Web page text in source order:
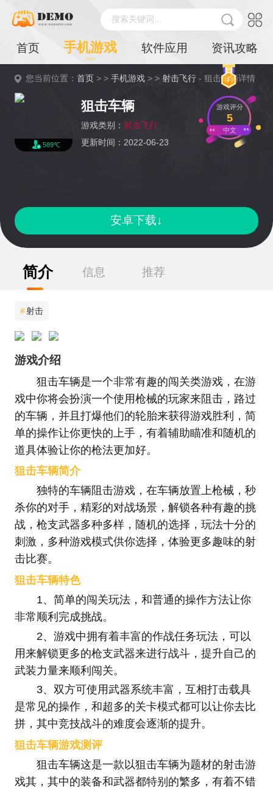
搜索关键词...
首页 手机游戏 软件应用 资讯攻略
您当前位置：首页 > >手机游戏 > >射击飞行 - 狙击车辆详情
589℃
狙击车辆
游戏类别： 射击飞行
更新时间：2022-06-23
游戏评分
5
中文
安卓下载↓
简介 信息 推荐
#射击
游戏介绍
狙击车辆是一个非常有趣的闯关类游戏，在游
戏中你将会扮演一个使用枪械的玩家来阻击，路过
的车辆，并且打爆他们的轮胎来获得游戏胜利，简
单的操作让你更快的上手，有着辅助瞄准和随机的
道具体验让你的枪法更加好。
狙击车辆简介
独特的车辆阻击游戏，在车辆放置上枪械，秒
杀你的对手，精彩的对战场景，解锁各种有趣的挑
战，枪支武器多种多样，随机的选择，玩法十分的
刺激，多种游戏模式供你选择，体验更多趣味的射
击比赛。
狙击车辆特色
1、简单的闯关玩法，和普通的操作方法让你
非常顺利完成挑战。
2、游戏中拥有着丰富的作战任务玩法，可以
用来解锁更多的枪支武器来进行战斗，提升自己的
武装力量来顺利闯关。
3、双方可使用武器系统丰富，互相打击载具
是常见的操作，和超多的关卡模式都可以让你去比
拼，其中竞技战斗的难度会逐渐的提升。
狙击车辆游戏测评
狙击车辆这是一款以狙击车辆为题材的射击游
戏其，其中的装备和武器都特别的繁多，有着不错